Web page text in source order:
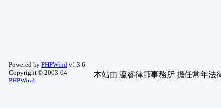
食譜資料庫(1)
美食天地(1)
美食疑難雜症
Powered by PHPWind v1.3.6
Copyright © 2003-04
PHPWind
本站由 瀛睿律師事務所 擔任常年法